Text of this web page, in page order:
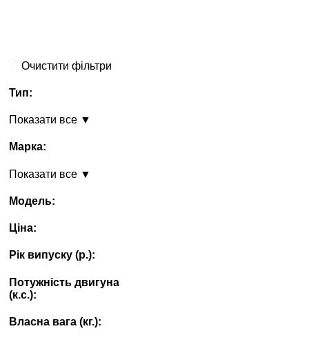
Очистити фільтри
Тип:
Показати все ▼
Марка:
Показати все ▼
Модель:
Ціна:
Рік випуску (p.):
Потужність двигуна
(к.с.):
Власна вага (кг.):